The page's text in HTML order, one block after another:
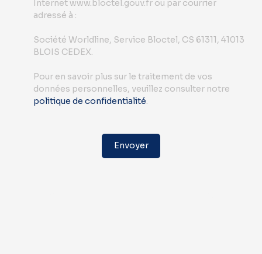
Internet www.bloctel.gouv.fr ou par courrier
adressé à :
Société Worldline, Service Bloctel, CS 61311, 41013
BLOIS CEDEX.
Pour en savoir plus sur le traitement de vos
données personnelles, veuillez consulter notre
politique de confidentialité.
Envoyer